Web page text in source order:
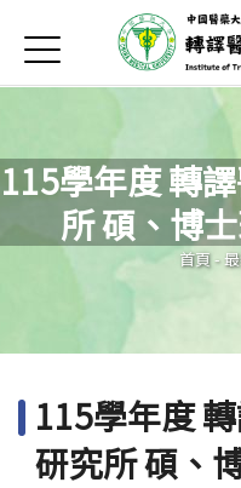
首頁
最新消息
師資陣容
課程內容
表單下載
Jump
Jump
115學年度 轉
所 碩、博
首頁-
115學年度
研究所 碩、